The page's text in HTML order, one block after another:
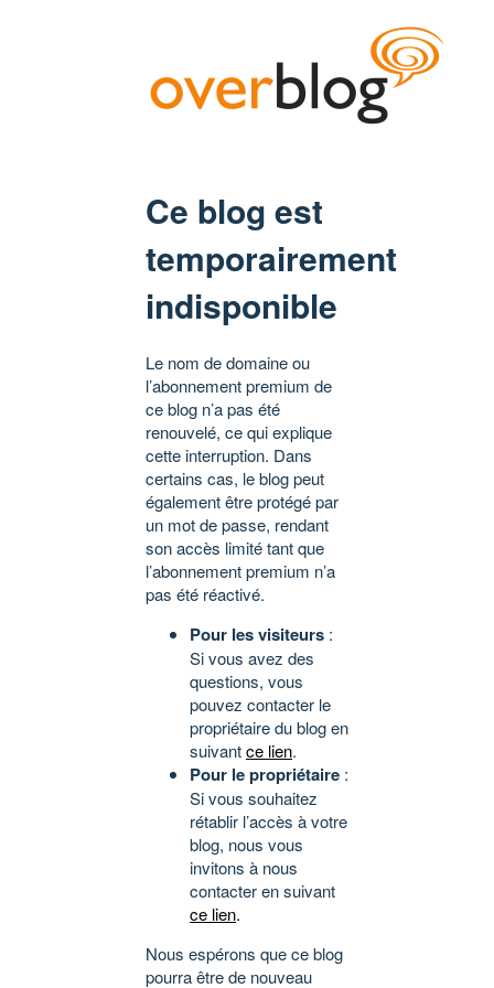
Ce blog est
temporairement
indisponible
Le nom de domaine ou
l’abonnement premium de
ce blog n’a pas été
renouvelé, ce qui explique
cette interruption. Dans
certains cas, le blog peut
également être protégé par
un mot de passe, rendant
son accès limité tant que
l’abonnement premium n’a
pas été réactivé.
Pour les visiteurs :
Si vous avez des
questions, vous
pouvez contacter le
propriétaire du blog en
suivantce lien.
Pour le propriétaire :
Si vous souhaitez
rétablir l’accès à votre
blog, nous vous
invitons à nous
contacter en suivant
ce lien.
Nous espérons que ce blog
pourra être de nouveau